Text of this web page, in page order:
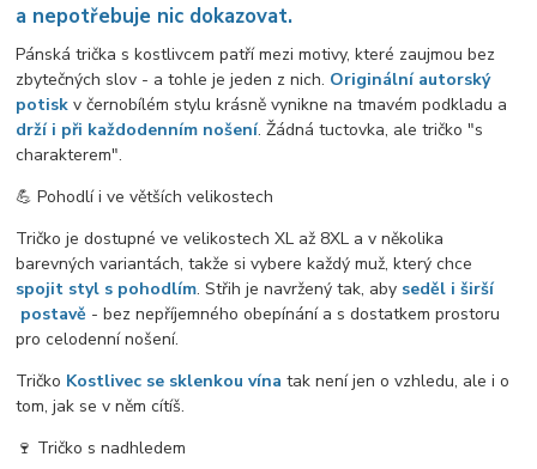
a nepotřebuje nic dokazovat.
Pánská trička s kostlivcem patří mezi motivy, které zaujmou bez
zbytečných slov - a tohle je jeden z nich. Originální autorský
potisk v černobílém stylu krásně vynikne na tmavém podkladu a
drží i při každodenním nošení. Žádná tuctovka, ale tričko "s
charakterem".
💪 Pohodlí i ve větších velikostech
Tričko je dostupné ve velikostech XL až 8XL a v několika
barevných variantách, takže si vybere každý muž, který chce
spojit styl s pohodlím. Střih je navržený tak, aby seděl i širší
postavě - bez nepříjemného obepínání a s dostatkem prostoru
pro celodenní nošení.
Tričko Kostlivec se sklenkou vína tak není jen o vzhledu, ale i o
tom, jak se v něm cítíš.
🍷 Tričko s nadhledem